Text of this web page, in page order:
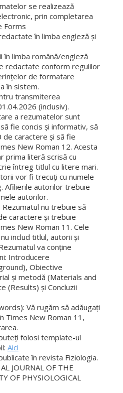
se realizează
prin completarea
Forms
în limba engleză și
în limba română/engleză
redactate conform regulilor
de formatare
în sistem.
transmiterea
(inclusiv).
a rezumatelor sunt
fie concis și informativ, să
de caractere și să fie
New Roman 12. Acesta
prima literă scrisă cu
întreg titlul cu litere mari.
vor fi trecuți cu numele
Afilierile autorilor trebuie
autorilor.
nu trebuie să
caractere și trebuie
New Roman 11. Cele
includ titlul, autorii și
va conține
Introducere
Obiective
și metodă (Materials and
(Results) și Concluzii
Vă rugăm să adăugați
Times New Roman 11,
folosi template-ul
Aici
în revista Fiziologia.
JOURNAL OF THE
OF PHYSIOLOGICAL